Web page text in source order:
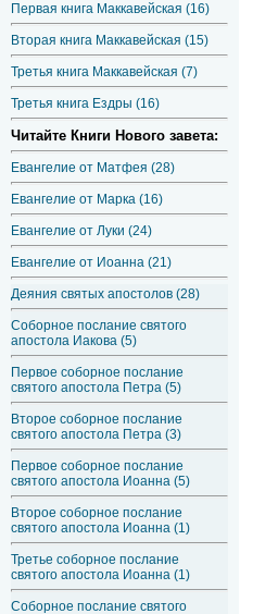
Первая книга Маккавейская (16)
Вторая книга Маккавейская (15)
Третья книга Маккавейская (7)
Третья книга Ездры (16)
Читайте Книги Нового завета:
Евангелие от Матфея (28)
Евангелие от Марка (16)
Евангелие от Луки (24)
Евангелие от Иоанна (21)
Деяния святых апостолов (28)
Соборное послание святого
апостола Иакова (5)
Первое соборное послание
святого апостола Петра (5)
Второе соборное послание
святого апостола Петра (3)
Первое соборное послание
святого апостола Иоанна (5)
Второе соборное послание
святого апостола Иоанна (1)
Третье соборное послание
святого апостола Иоанна (1)
Соборное послание святого